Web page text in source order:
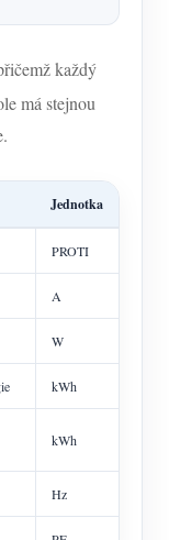
každý
má stejnou
Jednotka
PROTI
A
W
kWh
kWh
Hz